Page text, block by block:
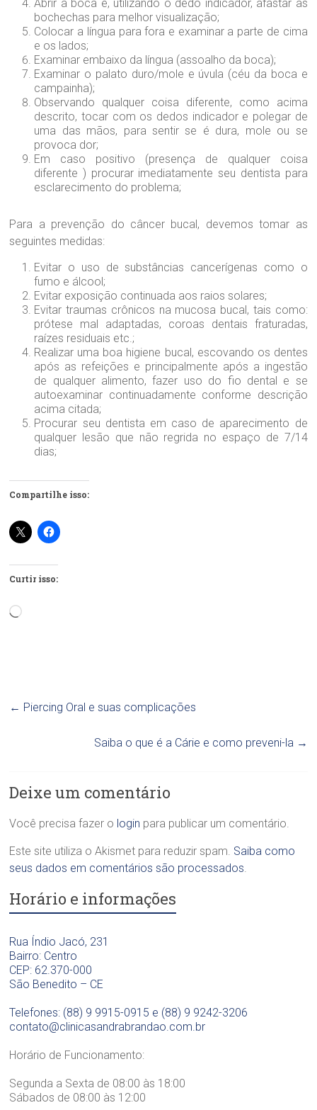
Abrir a boca e, utilizando o dedo indicador, afastar as
bochechas para melhor visualização;
Colocar a língua para fora e examinar a parte de cima
e os lados;
Examinar embaixo da língua (assoalho da boca);
Examinar o palato duro/mole e úvula (céu da boca e
campainha);
Observando qualquer coisa diferente, como acima
descrito, tocar com os dedos indicador e polegar de
uma das mãos, para sentir se é dura, mole ou se
provoca dor;
Em caso positivo (presença de qualquer coisa
diferente ) procurar imediatamente seu dentista para
esclarecimento do problema;
Para a prevenção do câncer bucal, devemos tomar as
seguintes medidas:
Evitar o uso de substâncias cancerígenas como o
fumo e álcool;
Evitar exposição continuada aos raios solares;
Evitar traumas crônicos na mucosa bucal, tais como:
prótese mal adaptadas, coroas dentais fraturadas,
raízes residuais etc.;
Realizar uma boa higiene bucal, escovando os dentes
após as refeições e principalmente após a ingestão
de qualquer alimento, fazer uso do fio dental e se
autoexaminar continuadamente conforme descrição
acima citada;
Procurar seu dentista em caso de aparecimento de
qualquer lesão que não regrida no espaço de 7/14
dias;
Compartilhe isso:
Curtir isso:
Carregando...
← Piercing Oral e suas complicações
Saiba o que é a Cárie e como preveni-la →
Deixe um comentário
Você precisa fazer o login para publicar um comentário.
Este site utiliza o Akismet para reduzir spam. Saiba como
seus dados em comentários são processados
Horário e informações
Rua Índio Jacó, 231
Bairro: Centro
CEP: 62.370-000
São Benedito – CE
Telefones: (88) 9 9915-0915 e (88) 9 9242-3206
contato@clinicasandrabrandao.com.br
Horário de Funcionamento:
Segunda a Sexta de 08:00 às 18:00
Sábados de 08:00 às 12:00